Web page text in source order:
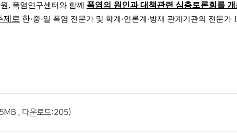
, 폭염연구센터와 함께 폭염의 원인과 대책관련 심층토론회를
제로 한·중·일 폭염 전문가 및 학계 ·언론계 ·방재 관계기관의 전문가
, 다운로드:205)